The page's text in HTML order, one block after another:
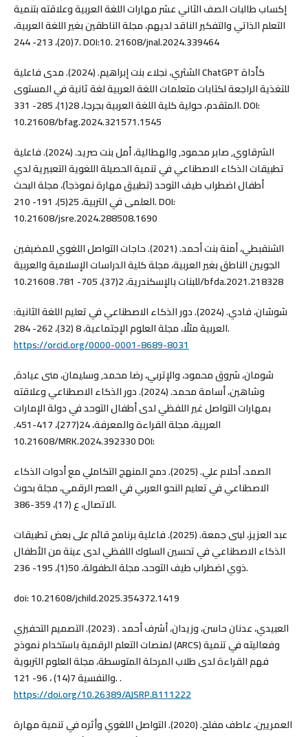
إكساب طالبات الصف‏ الثاني عشر مهارات اللغة العربية وعلاقته بتنمية
التعلم الذاتي‏ والتفكير الناقد لديهم، مجلة الناطقين بغير اللغة العربية،
7(20)، 213- 244. DOI:10. 21608/jnal.2024.339464
الشثري، نجلاء بنت إبراهيم. (2024). مدى فاعلية ChatGPT كأداة
للتغذية الراجعة لكتابات متعلمات اللغة العربية لغة ثانية في المستوى
المتقدم، حولية كلية اللغة العربية بجرجا، 28(1)، 285- 331. DOI:
10.21608/bfag.2024.321571.1545
الشرقاوي, صابر محمود, والهطالية، أمل بنت صريد. (2024). فاعلية
تطبيقات الذكاء الاصطناعي في تنمية الحصيلة اللغوية التعبيرية لدي
أطفال اضطراب طيف التوحد (تطبيق مهارة نموذجاَ)، مجلة البحث
العلمى في التربية، 25(5)، 191- 210. DOI:
10.21608/jsre.2024.288508.1690
الشنقبطي، أمنة بنت أحمد. (2021). حاجات التواصل اللغوي للمضيفين
الجويين الناطق بغير العربية، مجلة كلية الدراسات الإسلامية والعربية
للبنات بالإسكندرية، 2(37)، 705- 781. 10.21608/bfda.2021.218328
شوشان، فادي. (2024). دور الذكاء الاصطناعي في تعليم اللغة الثانية:
العربية مثلًا، مجلة العلوم الإجتماعية، 8 (32)، 262- 284.
https://orcid.org/0000-0001-8689-8031
شومان، شروق محمود، والإتربي، رضا محمد, وسليمان، منى عيادة,
وشاهين، أسامة محمد. (2024). دور الذكاء الاصطناعي وعلاقته
بمهارات التواصل غير اللفظي لدى أطفال التوحد في دولة الإمارات
العربية، مجلة القراءة والمعرفة، 24(277)، 417-451.
10.21608/MRK.2024.392330 DOI:
الصمد، أحلام علي. (2025). دمج المنهج التكاملي مع أدوات الذكاء
الاصطناعي في تعليم النحو العربي في العصر الرقمي، مجلة بحوث
الاتصال، ع (17)، 359-386.
عبد العزيز، لبنى جمعة. (2025). فاعلية برنامج قائم على بعض تطبيقات
الذكاء الاصطناعي في تحسين السلوك اللفظي لدى عينة من الأطفال
ذوي اضطراب طيف التوحد، مجلة الطفولة، 50(1)، 195- 236.
doi: 10.21608/jchild.2025.354372.1419
العبيدي، عدنان حاسن، وزيدان، أشرف أحمد . (2023). التصميم التحفيزي
لمنصات التعلم الرقمية باستخدام نموذج (ARCS) وفعاليته في تنمية
فهم القراءة لدى طلاب المرحلة المتوسطة، مجلة العلوم التربوية
والنفسية 7(14) ، 96- 121. .
https://doi.org/10.26389/AJSRP.B111222
العمريين، عاطف مفلح. (2020). التواصل اللغوي وأثره في تنمية مهارة